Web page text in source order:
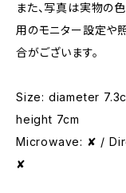
また、写真は実物の
用のモニター設定や
合がございます。
Size: diameter
height 7cm
Microwave: ✘ /
✘